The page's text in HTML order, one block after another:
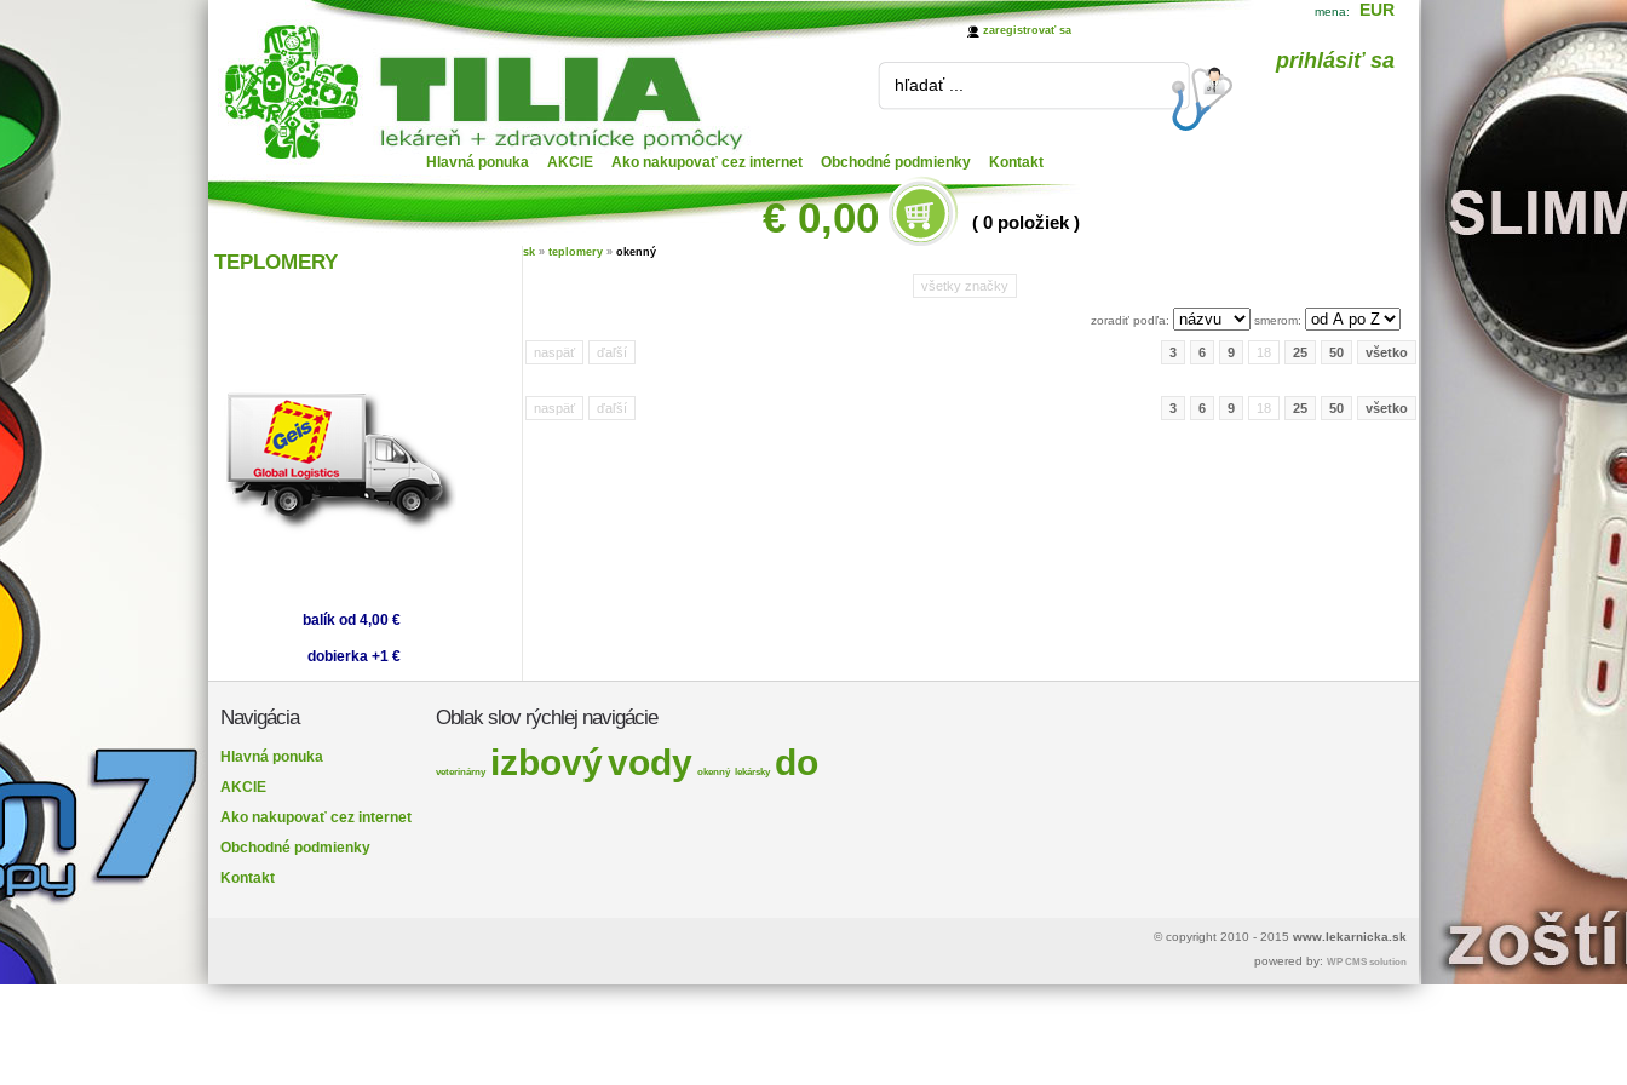
zaregistrovať sa
mena: EUR
prihlásiť sa
Hlavná ponuka AKCIE Ako nakupovať cez internet Obchodné podmienky Kontakt
€ 0,00 ( 0 položiek )
hľadať ...
sk » teplomery » okenný
všetky značky
zoradiť podľa: smerom:
naspäť ďaľší 3 6 9 18 25 50 všetko
naspäť ďaľší 3 6 9 18 25 50 všetko
TEPLOMERY
balík od 4,00 €
dobierka +1 €
Navigácia
Hlavná ponuka
AKCIE
Ako nakupovať cez internet
Obchodné podmienky
Kontakt
Oblak slov rýchlej navigácie
veterinárny izbovývody okenný lekársky do
© copyright 2010 - 2015 www.lekarnicka.sk
powered by: WP CMS solution